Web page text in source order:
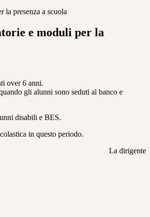
la presenza a scuola
e moduli per la
over 6 anni.
gli alunni sono seduti al banco e
disabili e BES.
in questo periodo.
La dirigente